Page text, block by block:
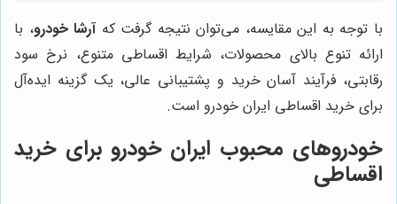
با توجه به این مقایسه، می‌توان نتیجه گرفت کهآرشا خودرو، با
ارائه تنوع بالای محصولات، شرایط اقساطی متنوع، نرخ سود
رقابتی، فرآیند آسان خرید و پشتیبانی عالی، یک گزینه ایده‌آل
برای خرید اقساطی ایران خودرو است.
خودروهای محبوب ایران خودرو برای خرید
اقساطی